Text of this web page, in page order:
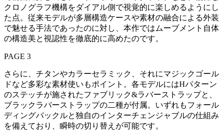
クロノグラフ機構をダイアル側で視覚的に楽しめるようにし
た点。従来モデルが多層構造ケースや素材の融合による外装
で魅せる手法であったのに対し、本作ではムーブメント自体
の構造美と視認性を徹底的に高めたのです。
PAGE 3
さらに、チタンやカラーセラミック、それにマジックゴール
ドなど多彩な素材使いもポイント。各モデルにはHパターン
のステッチが施されたファブリック&ラバーストラップと、
ブラックラバーストラップの二種が付属。いずれもフォール
ディングバックルと独自のインターチェンジャブルの仕組み
を備えており、瞬時の切り替えが可能です。